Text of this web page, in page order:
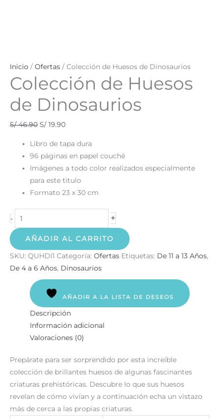
Inicio / Ofertas / Colección de Huesos de Dinosaurios
Colección de Huesos
de Dinosaurios
S/46.90 S/ 19.90
Libro de tapa dura
96 páginas en papel couché
Imágenes a todo color realizados especialmente
para este titulo
Formato 23 x 30 cm
- +
AÑADIR AL CARRITO
SKU: QUHDI1 Categoría: Ofertas Etiquetas: De 11 a 13 Años,
De 4 a 6 Años, Dinosaurios
AÑADIR A LA LISTA DE DESEOS
Descripción
Información adicional
Valoraciones (0)
Prepárate para ser sorprendido por esta increíble
colección de brillantes huesos de algunas fascinantes
criaturas prehistóricas. Descubre lo que sus huesos
revelan de cómo vivían y a continuación echa un vistazo
más de cerca a las propias criaturas.